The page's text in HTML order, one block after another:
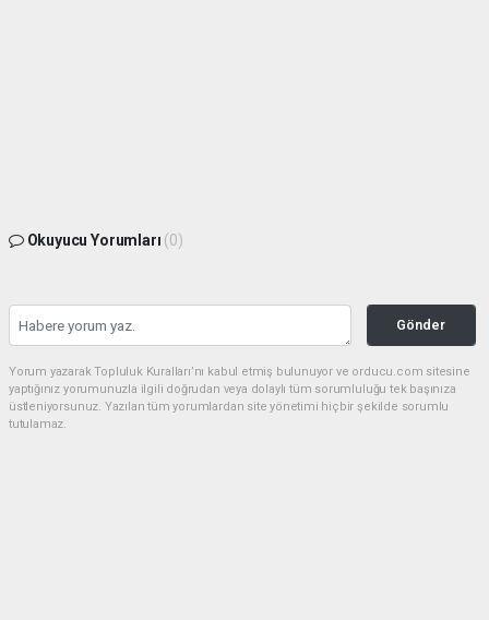
Okuyucu Yorumları (0)
Gönder
Yorum yazarak Topluluk Kuralları’nı kabul etmiş bulunuyor ve orducu.com sitesine
yaptığınız yorumunuzla ilgili doğrudan veya dolaylı tüm sorumluluğu tek başınıza
üstleniyorsunuz. Yazılan tüm yorumlardan site yönetimi hiçbir şekilde sorumlu
tutulamaz.